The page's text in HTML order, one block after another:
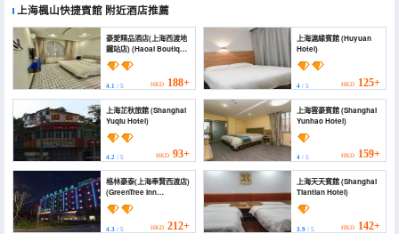
上海楓山快捷賓館 附近酒店推薦
豪愛精品酒店(上海西渡地
鐵站店) (Haoai Boutique
Hotel (Shanghai Xidu
Subway Station))
4.1 / 5 HKD 188+
上海滬緣賓館 (Huyuan
Hotel)
4/ 5 HKD 125+
上海芷秋旅館 (Shanghai
Yuqiu Hotel)
4.2 / 5 HKD 93+
上海雲豪賓館 (Shanghai
Yunhao Hotel)
4/ 5 HKD 159+
格林豪泰(上海奉賢西渡店)
(GreenTree Inn
(Shanghai Fengxian
Xidu))
4.3 / 5 HKD 212+
上海天天賓館 (Shanghai
Tiantian Hotel)
3.9/ 5 HKD 142+